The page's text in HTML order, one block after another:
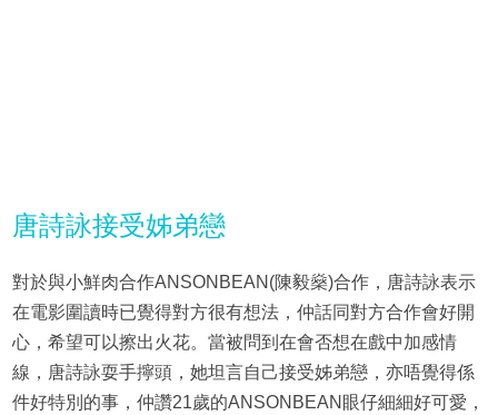
唐詩詠接受姊弟戀
對於與小鮮肉合作ANSONBEAN(陳毅燊)合作，唐詩詠表示
在電影圍讀時已覺得對方很有想法，仲話同對方合作會好開
心，希望可以擦出火花。當被問到在會否想在戲中加感情
線，唐詩詠耍手擰頭，她坦言自己接受姊弟戀，亦唔覺得係
件好特別的事，仲讚21歲的ANSONBEAN眼仔細細好可愛，